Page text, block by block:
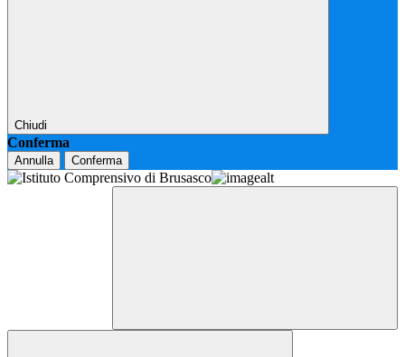
Chiudi
Conferma
Annulla Conferma